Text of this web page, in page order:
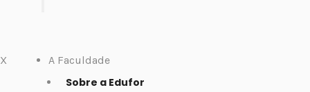
A Faculdade
Sobre a Edufor
X